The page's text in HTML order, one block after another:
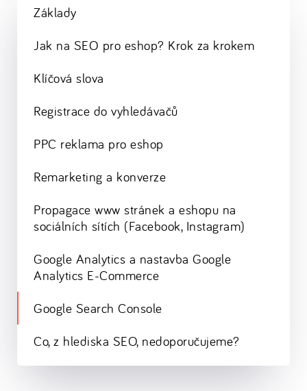
Základy
Jak na SEO pro eshop? Krok za krokem
Klíčová slova
Registrace do vyhledávačů
PPC reklama pro eshop
Remarketing a konverze
Propagace www stránek a eshopu na
sociálních sítích (Facebook, Instagram)
Google Analytics a nastavba Google
Analytics E-Commerce
Google Search Console
Co, z hlediska SEO, nedoporučujeme?